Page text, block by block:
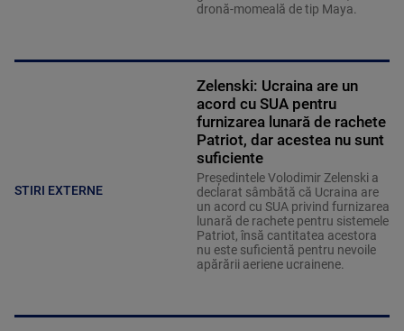
dronă-momeală de tip Maya.
STIRI EXTERNE
Zelenski: Ucraina are un
acord cu SUA pentru
furnizarea lunară de rachete
Patriot, dar acestea nu sunt
suficiente
Preşedintele Volodimir Zelenski a
declarat sâmbătă că Ucraina are
un acord cu SUA privind furnizarea
lunară de rachete pentru sistemele
Patriot, însă cantitatea acestora
nu este suficientă pentru nevoile
apărării aeriene ucrainene.